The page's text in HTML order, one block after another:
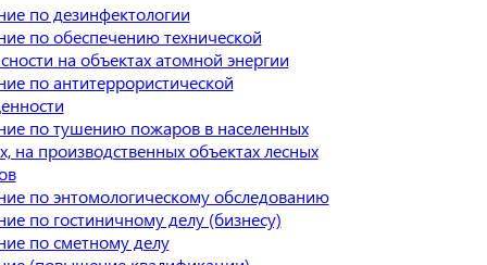
по дезинфектологии
по обеспечению технической
на объектах атомной энергии
по антитеррористической
по тушению пожаров в населенных
на производственных объектах лесных
по энтомологическому обследованию
по гостиничному делу (бизнесу)
по сметному делу